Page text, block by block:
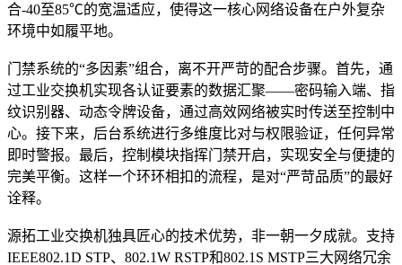
合-40至85℃的宽温适应，使得这一核心网络设备在户外复杂
环境中如履平地。
门禁系统的“多因素”组合，离不开严苛的配合步骤。首先，通
过工业交换机实现各认证要素的数据汇聚——密码输入端、指
纹识别器、动态令牌设备，通过高效网络被实时传送至控制中
心。接下来，后台系统进行多维度比对与权限验证，任何异常
即时警报。最后，控制模块指挥门禁开启，实现安全与便捷的
完美平衡。这样一个环环相扣的流程，是对“严苛品质”的最好
诠释。
源拓工业交换机独具匠心的技术优势，非一朝一夕成就。支持
IEEE802.1D STP、802.1W RSTP和802.1S MSTP三大网络冗余